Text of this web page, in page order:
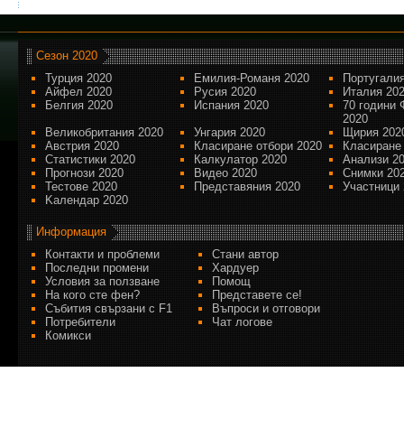
Сезон 2020
Турция 2020
Емилия-Романя 2020
Айфел 2020
Русия 2020
Италия
Белгия 2020
Испания 2020
70 години
2020
Великобритания 2020
Унгария 2020
Щирия
Австрия 2020
Класиране отбори 2020
Статистики 2020
Калкулатор 2020
Анализи
Прогнози 2020
Видео 2020
Снимки
Тестове 2020
Представяния 2020
Участници
Kалендар 2020
Информация
Контакти и проблеми
Стани автор
Последни промени
Хардуер
Условия за ползване
Помощ
На кого сте фен?
Представете се!
Събития свързани с F1
Въпроси и отговори
Потребители
Чат логове
Комикси